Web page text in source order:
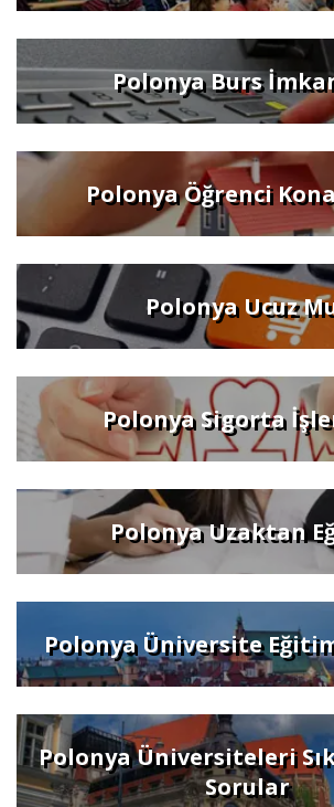
Polonya Burs
Polonya Öğrenci
Polonya Ucuz
Polonya Sigorta
Polonya Uzaktan
Polonya Üniversite
Polonya Üniversiteleri
Sorular